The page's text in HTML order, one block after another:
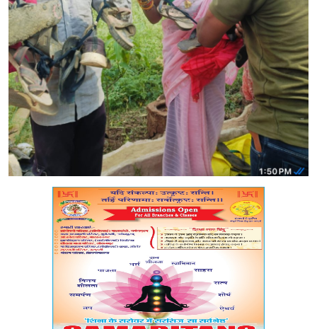
शिक्षा जगत
सेहत
रोजगार
मनोरंजन
अपराध
विडियो
Hindi